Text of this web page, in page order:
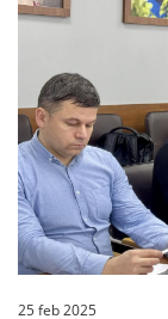
25 feb 2025